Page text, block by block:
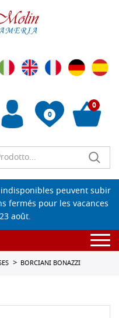
0
vide
0
peuvent subir
fermés pour les vacances
août.
BORCIANI BONAZZI